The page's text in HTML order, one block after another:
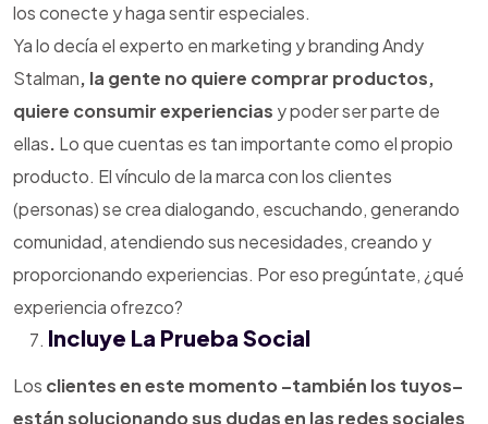
los conecte y haga sentir especiales.
Ya lo decía el experto en marketing y branding Andy
Stalman, la gente no quiere comprar productos,
quiere consumir experiencias y poder ser parte de
ellas. Lo que cuentas es tan importante como el propio
producto. El vínculo de la marca con los clientes
(personas) se crea dialogando, escuchando, generando
comunidad, atendiendo sus necesidades, creando y
proporcionando experiencias. Por eso pregúntate, ¿qué
experiencia ofrezco?
Incluye La Prueba Social
Los clientes en este momento –también los tuyos–
están solucionando sus dudas en las redes sociales